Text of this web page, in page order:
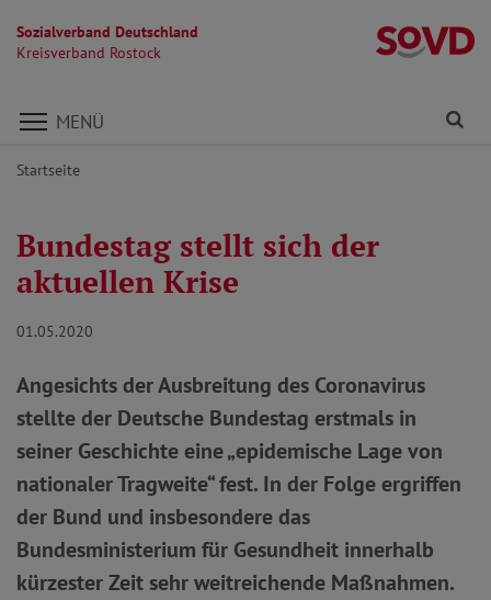
Sozialverband Deutschland
Kreisverband Rostock
Direkt zu den Inhalten springen
MENÜ
Startseite
Bundestag stellt sich der
aktuellen Krise
01.05.2020
Angesichts der Ausbreitung des Coronavirus
stellte der Deutsche Bundestag erstmals in
seiner Geschichte eine „epidemische Lage von
nationaler Tragweite“ fest. In der Folge ergriffen
der Bund und insbesondere das
Bundesministerium für Gesundheit innerhalb
kürzester Zeit sehr weitreichende Maßnahmen.